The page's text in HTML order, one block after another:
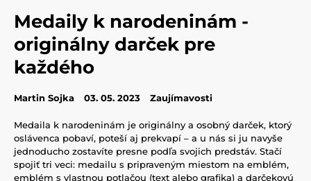
Medaily k narodeninám -
originálny darček pre
každého
Martin Sojka 03. 05. 2023 Zaujímavosti
Medaila k narodeninám je originálny a osobný darček, ktorý
oslávenca pobaví, poteší aj prekvapí – a u nás si ju navyše
jednoducho zostavíte presne podľa svojich predstáv. Stačí
spojiť tri veci: medailu s pripraveným miestom na emblém,
emblém s vlastnou potlačou (text alebo grafika) a darčekovú